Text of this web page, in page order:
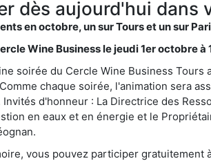
dès aujourd'hui dans
en octobre, un sur Tours et un sur
Wine Business le jeudi 1er octobre à
soirée du Cercle Wine Business Tours
chaque soirée, l'animation sera
Invités d'honneur : La Directrice des
en eaux et en énergie et le
vous pouvez participer